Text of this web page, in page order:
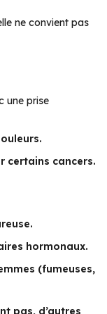
ne convient pas
une prise
certains cancers.
hormonaux.
(fumeuses,
pas, d’autres